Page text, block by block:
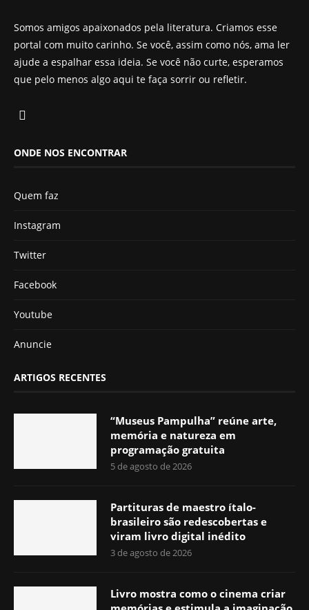
Somos amigos apaixonados pela literatura. Criamos esse
portal com muito carinho. Se você, assim como nós, ama ler
ajude a espalhar essa ideia. Se você não curte, esperamos
que pelo menos algo aqui te faça sorrir ou refletir.
ONDE NOS ENCONTRAR
Quem faz
Instagram
Twitter
Facebook
Youtube
Anuncie
ARTIGOS RECENTES
“Museus Pampulha” reúne arte,
memória e natureza em
programação gratuita
5 de agosto de 2026
Partituras de maestro ítalo-
brasileiro são redescobertas e
viram livro digital inédito
3 de agosto de 2026
Livro mostra como o cinema criar